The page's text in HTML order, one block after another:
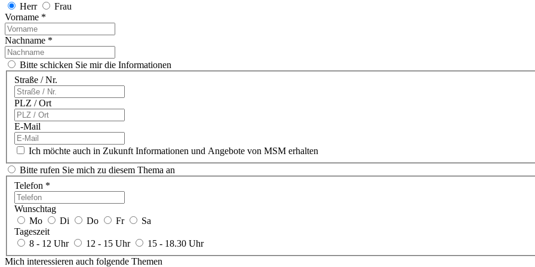
Herr
Frau
Vorname *
Nachname *
Bitte schicken Sie mir die Informationen
Straße / Nr.
PLZ / Ort
E-Mail
Ich möchte auch in Zukunft Informationen und Angebote von MSM erhalten
Bitte rufen Sie mich zu diesem Thema an
Telefon *
Wunschtag
Mo
Di Do Fr
Sa
Tageszeit
8 - 12 Uhr
12 - 15 Uhr
15 - 18.30 Uhr
Mich interessieren auch folgende Themen